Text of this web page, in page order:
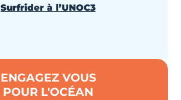
Surfrider à l’UNOC3
ENGAGEZ VOUS
POUR L'OCÉAN